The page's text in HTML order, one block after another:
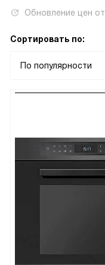
Обновление цен от
Сортировать по:
По популярности